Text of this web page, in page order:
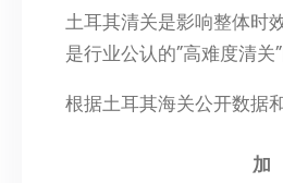
土耳其清关是影响整体时
是行业公认的”高难度清关”
根据土耳其海关公开数据
加